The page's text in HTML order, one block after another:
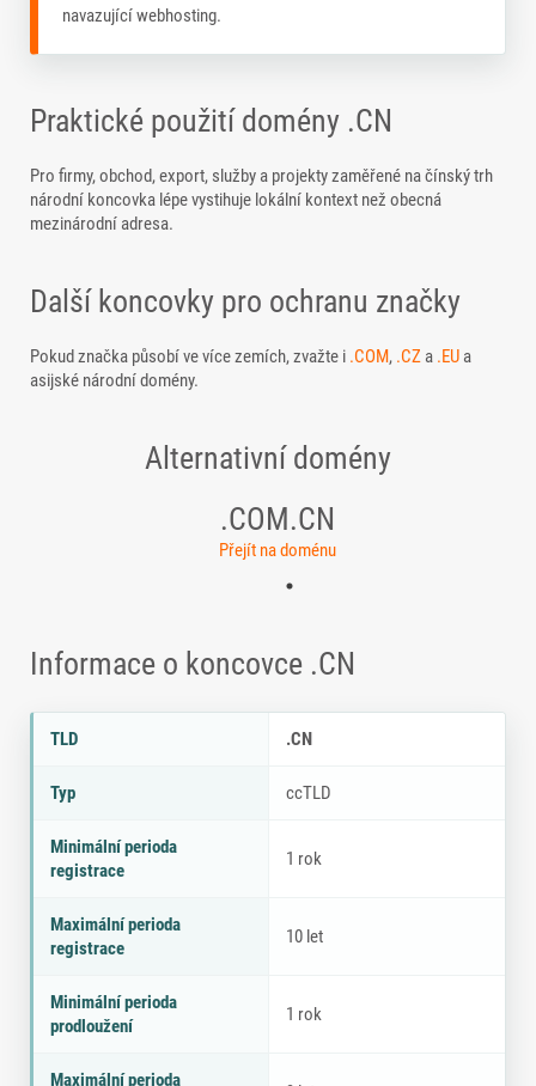
navazující webhosting.
Praktické použití domény .CN
Pro firmy, obchod, export, služby a projekty zaměřené na čínský trh
národní koncovka lépe vystihuje lokální kontext než obecná
mezinárodní adresa.
Další koncovky pro ochranu značky
Pokud značka působí ve více zemích, zvažte i .COM, .CZ a .EU a
asijské národní domény.
Alternativní domény
.COM.CN
Přejít na doménu
Informace o koncovce .CN
P
r
e
tr
t
a
TLD .CN
Typ ccTLD
Minimální perioda
registrace
1 rok
Maximální perioda
registrace
10 let
Minimální perioda
prodloužení
1 rok
Maximální perioda